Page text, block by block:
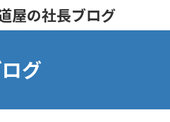
屋の社長ブログ
グ